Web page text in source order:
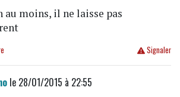
au moins, il ne laisse pas
Signaler
le 28/01/2015 à 22:55